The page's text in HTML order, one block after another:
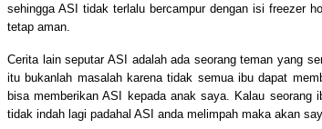
sehingga ASI tidak terlalu bercampur dengan isi freezer
tetap aman.
Cerita lain seputar ASI adalah ada seorang teman yang
itu bukanlah masalah karena tidak semua ibu dapat
bisa memberikan ASI kepada anak saya. Kalau
tidak indah lagi padahal ASI anda melimpah maka akan